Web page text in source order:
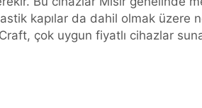
kapılar da dahil olmak üzere
çok uygun fiyatlı cihazlar